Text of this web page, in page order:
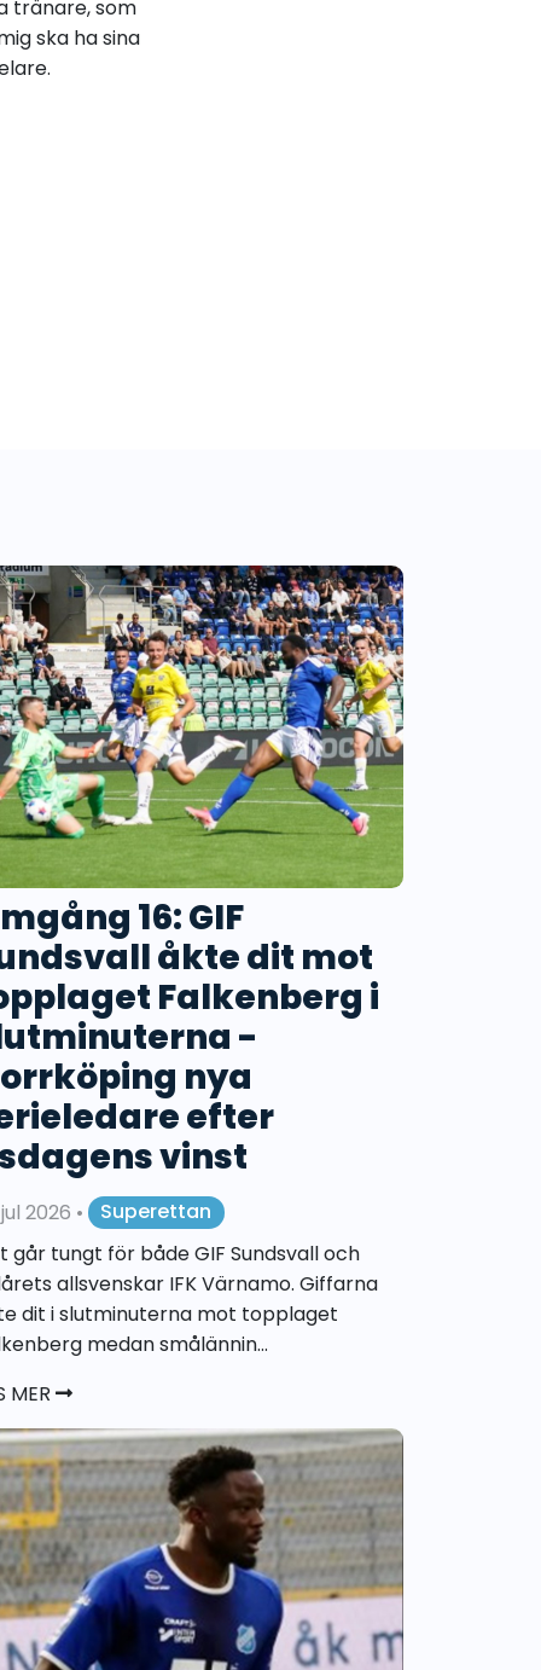
tränare, som
ska ha sina
16: GIF
åkte dit mot
Falkenberg i
-
nya
efter
vinst
2026 •
Superettan
går tungt för både GIF Sundsvall och
allsvenskar IFK Värnamo. Giffarna
dit i slutminuterna mot topplaget
medan smålännin...
MER